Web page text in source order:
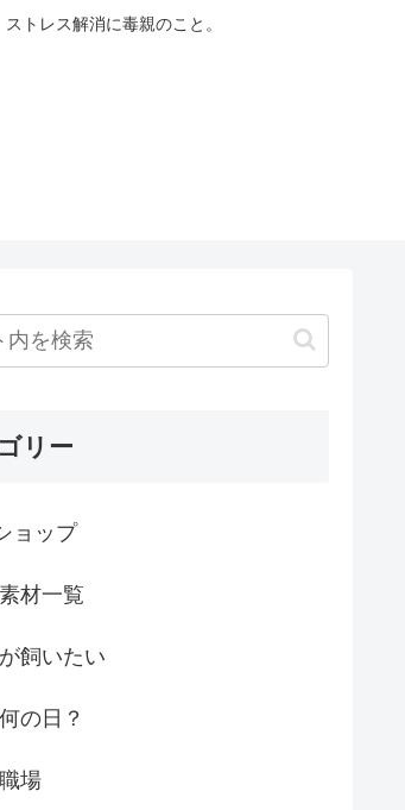
トレス解消に毒親のこと。
リー
ョップ
材一覧
飼いたい
の日？
場